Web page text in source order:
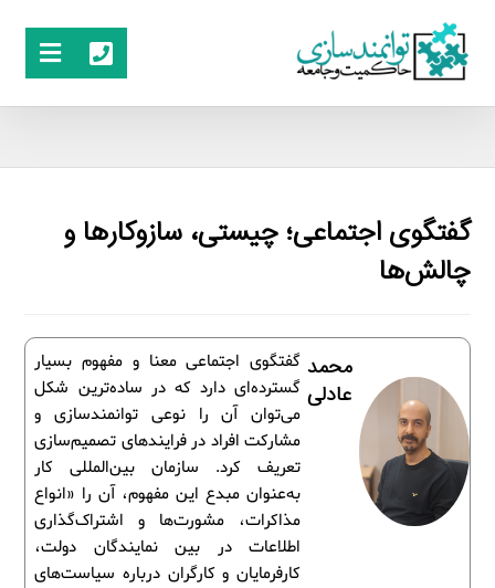
گفتگوی اجتماعی؛ چیستی، سازوکارها و
چالش‌ها
گفتگوی اجتماعی معنا و مفهوم بسیار
گسترده‌ای دارد که در ساده‌ترین شکل
می‌توان آن را نوعی توانمندسازی و
مشارکت افراد در فرایندهای تصمیم‌سازی
تعریف کرد. سازمان بین‌المللی کار
به‌عنوان مبدع این مفهوم، آن را «انواع
مذاکرات، مشورت‌ها و اشتراک‌گذاری
اطلاعات در بین نمایندگان دولت،
کارفرمایان و کارگران درباره سیاست‌های
محمد
عادلی